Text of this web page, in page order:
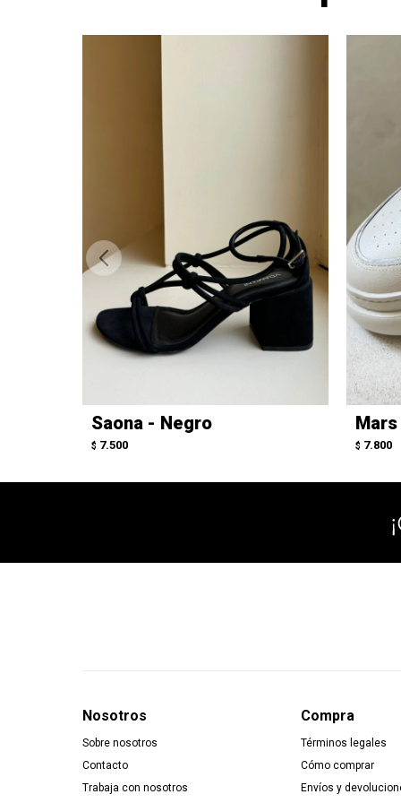
Saona - Negro
$ 7.500 $ 7.800
Nosotros
Sobre nosotros
Contacto
Trabaja con nosotros
Compra
Términos legales
Cómo comprar
Envíos y